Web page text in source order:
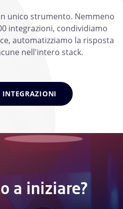
unico strumento. Nemmeno
integrazioni, condividiamo
automatizziamo la risposta
nell'intero stack.
INTEGRAZIONI
a iniziare?